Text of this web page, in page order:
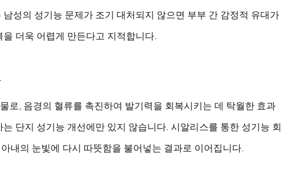
성의 성기능 문제가 조기 대처되지 않으면 부부 간 감정적 유대가
더욱 어렵게 만든다고 지적합니다.
로, 음경의 혈류를 촉진하여 발기력을 회복시키는 데 탁월한 효과
단지 성기능 개선에만 있지 않습니다. 시알리스를 통한 성기능 회
내의 눈빛에 다시 따뜻함을 불어넣는 결과로 이어집니다.